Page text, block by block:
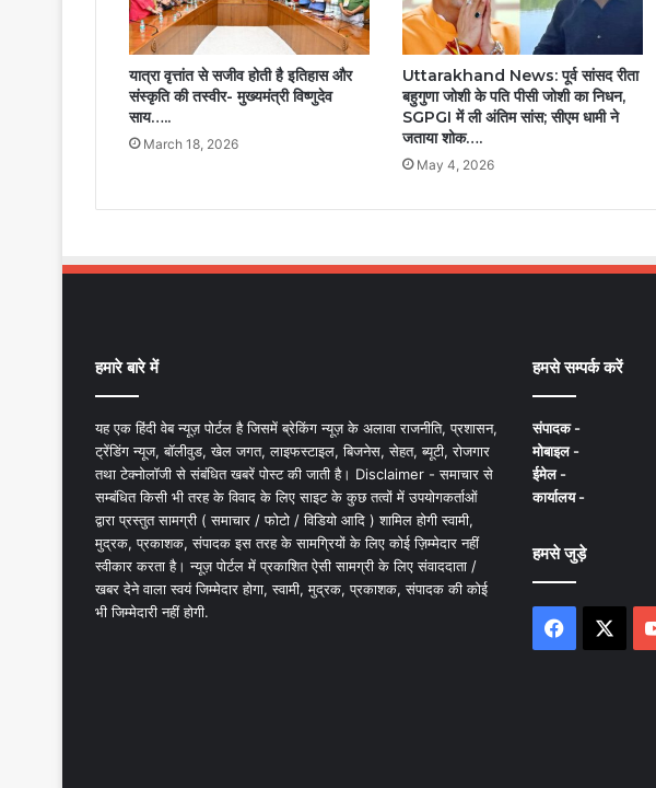
यात्रा वृत्तांत से सजीव होती है इतिहास और
संस्कृति की तस्वीर- मुख्यमंत्री विष्णुदेव
साय…..
March 18, 2026
Uttarakhand News: पूर्व सांसद रीता
बहुगुणा जोशी के पति पीसी जोशी का निधन,
SGPGI में ली अंतिम सांस; सीएम धामी ने
जताया शोक….
May 4, 2026
हमारे बारे में
यह एक हिंदी वेब न्यूज़ पोर्टल है जिसमें ब्रेकिंग न्यूज़ के अलावा राजनीति, प्रशासन,
ट्रेंडिंग न्यूज, बॉलीवुड, खेल जगत, लाइफस्टाइल, बिजनेस, सेहत, ब्यूटी, रोजगार
तथा टेक्नोलॉजी से संबंधित खबरें पोस्ट की जाती है। Disclaimer - समाचार से
सम्बंधित किसी भी तरह के विवाद के लिए साइट के कुछ तत्वों में उपयोगकर्ताओं
द्वारा प्रस्तुत सामग्री ( समाचार / फोटो / विडियो आदि ) शामिल होगी स्वामी,
मुद्रक, प्रकाशक, संपादक इस तरह के सामग्रियों के लिए कोई ज़िम्मेदार नहीं
स्वीकार करता है। न्यूज़ पोर्टल में प्रकाशित ऐसी सामग्री के लिए संवाददाता /
खबर देने वाला स्वयं जिम्मेदार होगा, स्वामी, मुद्रक, प्रकाशक, संपादक की कोई
भी जिम्मेदारी नहीं होगी.
हमसे सम्पर्क करें
संपादक -
मोबाइल -
ईमेल -
कार्यालय -
हमसे जुड़े
Facebook